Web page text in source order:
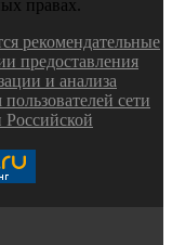
правах.
рекомендательные
предоставления
и анализа
сети
Российской